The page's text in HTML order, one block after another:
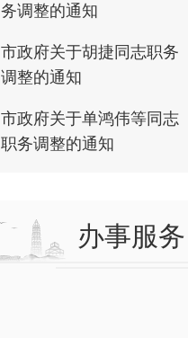
务调整的通知
市政府关于胡捷同志职务
调整的通知
市政府关于单鸿伟等同志
职务调整的通知
办事服务